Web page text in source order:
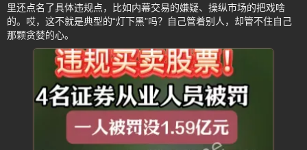
里还点名了具体违规点，比如内幕交易的嫌疑、操纵市场的把戏啥
的。哎，这不就是典型的“灯下黑”吗？自己管着别人，却管不住自己
那颗贪婪的心。